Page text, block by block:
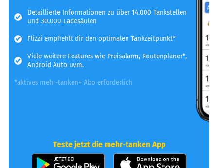
Detaillierte Informationen zu über 14.000 Tankstellen
und 30.000 Ladesäulen
Flizzi empfiehlt dir den optimalen Tankzeitpunkt*
Viele weitere Features wie Preisalarm, Routenplaner*,
Android Auto uvm.
*aktives mehr-tanken+ Abo erforderlich
Teste jetzt die mehr-tanken App